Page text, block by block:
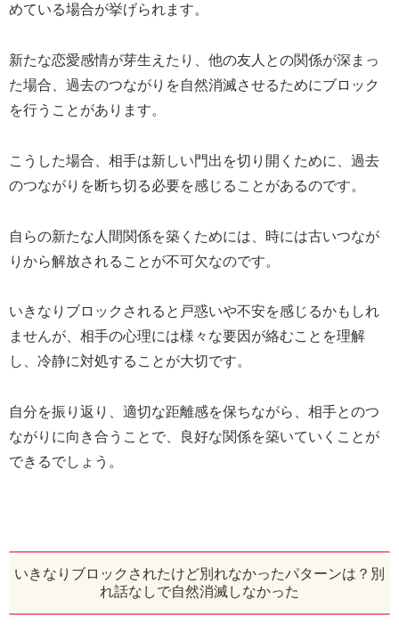
めている場合が挙げられます。
新たな恋愛感情が芽生えたり、他の友人との関係が深まっ
た場合、過去のつながりを自然消滅させるためにブロック
を行うことがあります。
こうした場合、相手は新しい門出を切り開くために、過去
のつながりを断ち切る必要を感じることがあるのです。
自らの新たな人間関係を築くためには、時には古いつなが
りから解放されることが不可欠なのです。
いきなりブロックされると戸惑いや不安を感じるかもしれ
ませんが、相手の心理には様々な要因が絡むことを理解
し、冷静に対処することが大切です。
自分を振り返り、適切な距離感を保ちながら、相手とのつ
ながりに向き合うことで、良好な関係を築いていくことが
できるでしょう。
いきなりブロックされたけど別れなかったパターンは？別
れ話なしで自然消滅しなかった